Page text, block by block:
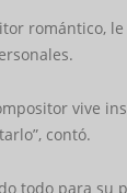
romántico,
vive
contó.
todo para su